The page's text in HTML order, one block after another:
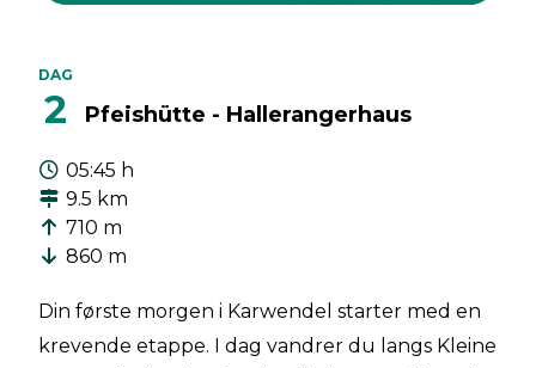
DAG
2 Pfeishütte - Hallerangerhaus
05:45 h
9.5 km
710 m
860 m
Din første morgen i Karwendel starter med en
krevende etappe. I dag vandrer du langs Kleine